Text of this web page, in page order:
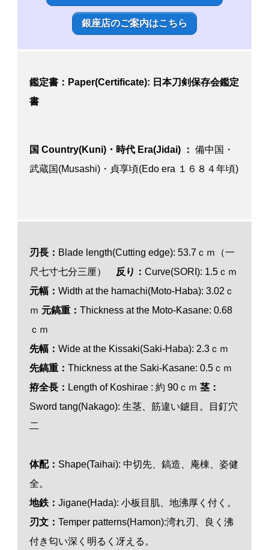
銀座店のご案内はこちら
鑑定書：Paper(Certificate): 日本刀剣保存会鑑定
書
国 Country(Kuni)・時代 Era(Jidai) ： 備中国・
武蔵国(Musashi)・貞享頃(Edo era １６８４年頃)
刃長： Blade length(Cutting edge): 53.7ｃｍ（一
尺七寸七分三厘）
反り： Curve(SORI): 1.5ｃｍ
元幅： Width at the hamachi(Moto-Haba): 3.02ｃ
ｍ 元鎬重： Thickness at the Moto-Kasane: 0.68
ｃｍ
先幅： Wide at the Kissaki(Saki-Haba): 2.3ｃｍ
先鎬重： Thickness at the Saki-Kasane: 0.5ｃｍ
拵全長： Length of Koshirae : 約 90ｃｍ 茎：
Sword tang(Nakago): 生茎、筋違い鑢目。目釘穴
二
体配： Shape(Taihai): 中切先、鎬造、庵棟、姿健
全。
地鉄： Jigane(Hada): 小板目肌、地沸厚く付く。
刃文 ： Temper patterns(Hamon):湾れ刃、良く沸
付き匂い深く明るく冴える。